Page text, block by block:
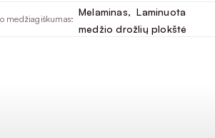
medžiagiškumas:
Melaminas, Laminuota
medžio drožlių plokštė